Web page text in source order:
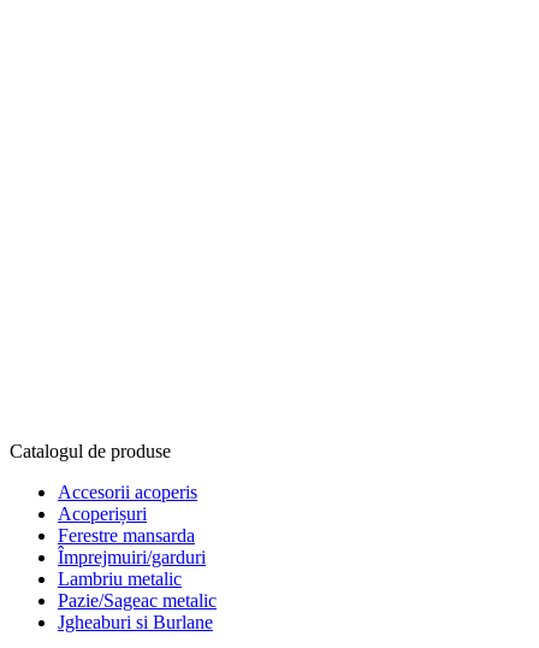
Catalogul de produse
Accesorii acoperis
Acoperișuri
Ferestre mansarda
Împrejmuiri/garduri
Lambriu metalic
Pazie/Sageac metalic
Jgheaburi si Burlane